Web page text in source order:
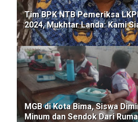
Tim BPK NTB Pemeriksa
2024, Mukhtar Landa: Kami
MGB di Kota Bima, Siswa
Minum dan Sendok Dari